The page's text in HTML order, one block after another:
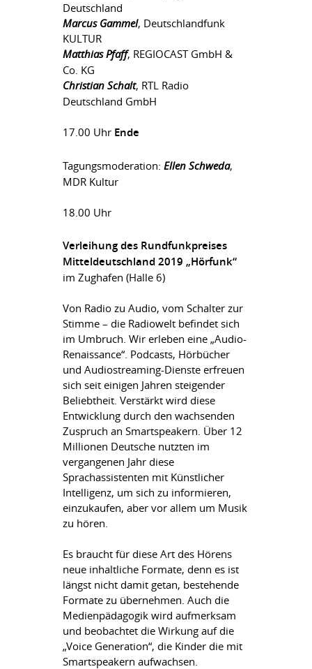
Deutschland
Marcus Gammel, Deutschlandfunk
KULTUR
Matthias Pfaff, REGIOCAST GmbH &
Co. KG
Christian Schalt, RTL Radio
Deutschland GmbH
17.00 Uhr Ende
Tagungsmoderation: Ellen Schweda,
MDR Kultur
18.00 Uhr
Verleihung des Rundfunkpreises
Mitteldeutschland 2019 „Hörfunk“
im Zughafen (Halle 6)
Von Radio zu Audio, vom Schalter zur
Stimme – die Radiowelt befindet sich
im Umbruch. Wir erleben eine „Audio-
Renaissance“. Podcasts, Hörbücher
und Audiostreaming-Dienste erfreuen
sich seit einigen Jahren steigender
Beliebtheit. Verstärkt wird diese
Entwicklung durch den wachsenden
Zuspruch an Smartspeakern. Über 12
Millionen Deutsche nutzten im
vergangenen Jahr diese
Sprachassistenten mit Künstlicher
Intelligenz, um sich zu informieren,
einzukaufen, aber vor allem um Musik
zu hören.
Es braucht für diese Art des Hörens
neue inhaltliche Formate, denn es ist
längst nicht damit getan, bestehende
Formate zu übernehmen. Auch die
Medienpädagogik wird aufmerksam
und beobachtet die Wirkung auf die
„Voice Generation“, die Kinder die mit
Smartspeakern aufwachsen.